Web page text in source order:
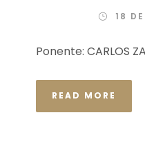
18
Ponente: CARLOS
READ MORE